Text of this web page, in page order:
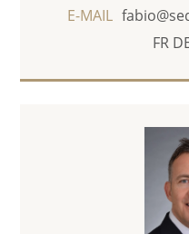
E-MAIL
FR